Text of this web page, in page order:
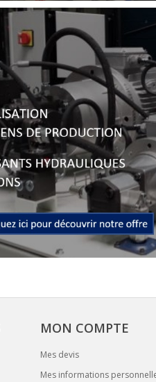
MON COMPTE
Mes devis
Mes informations